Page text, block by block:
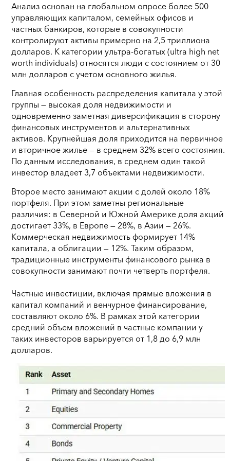
Анализ основан на глобальном опросе более 500
управляющих капиталом, семейных офисов и
частных банкиров, которые в совокупности
контролируют активы примерно на 2,5 триллиона
долларов. К категории ультра-богатых (ultra high net
worth individuals) относятся люди с состоянием от 30
млн долларов с учетом основного жилья.
Главная особенность распределения капитала у этой
группы — высокая доля недвижимости и
одновременно заметная диверсификация в сторону
финансовых инструментов и альтернативных
активов. Крупнейшая доля приходится на первичное
и вторичное жилье — в среднем 32% всего состояния.
По данным исследования, в среднем один такой
инвестор владеет 3,7 объектами недвижимости.
Второе место занимают акции с долей около 18%
портфеля. При этом заметны региональные
различия: в Северной и Южной Америке доля акций
достигает 33%, в Европе — 28%, в Азии — 26%.
Коммерческая недвижимость формирует 14%
капитала, а облигации — 12%. Таким образом,
традиционные инструменты финансового рынка в
совокупности занимают почти четверть портфеля.
Частные инвестиции, включая прямые вложения в
капитал компаний и венчурное финансирование,
составляют около 6%. В рамках этой категории
средний объем вложений в частные компании у
таких инвесторов варьируется от 1,8 до 6,9 млн
долларов.